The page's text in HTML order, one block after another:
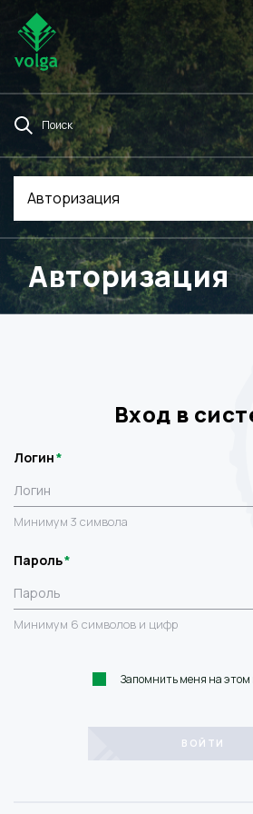
Поиск
Авторизация
Авторизация
Вход в
Логин
Минимум 3 символа
Пароль
Минимум 6 символов и цифр
Запомнить меня на этом